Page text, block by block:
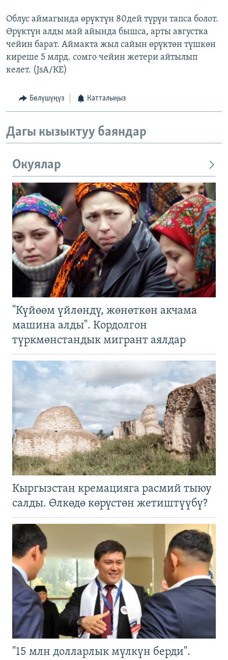
Облус аймагында өрүктүн 80дей түрүн тапса болот.
Өрүктүн алды май айында бышса, арты августка
чейин барат. Аймакта жыл сайын өрүктөн түшкөн
киреше 5 млрд. сомго чейин жетери айтылып
келет. (JsA/КЕ)
Бөлүшүңүз Катталыңыз
Дагы кызыктуу баяндар
Окуялар
"Күйөөм үйлөндү, жөнөткөн акчама
машина алды". Кордолгон
түркмөнстандык мигрант аялдар
Кыргызстан кремацияга расмий тыюу
салды. Өлкөдө көрүстөн жетиштүүбү?
"15 млн долларлык мүлкүн берди".